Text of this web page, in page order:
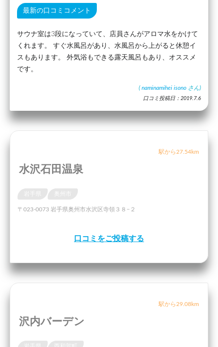
最新の口コミコメント
サウナ室は3段になっていて、店員さんがアロマ水をかけて
くれます。 すぐ水風呂があり、水風呂から上がると休憩イ
スもあります。 外気浴もできる露天風呂もあり、オススメ
です。
( naminamihei isono さん)
口コミ投稿日：2019.7.6
駅から27.54km
水沢石田温泉
〒023-0073 岩手県奥州市水沢区寺領３８−２
口コミをご投稿する
駅から29.08km
沢内バーデン